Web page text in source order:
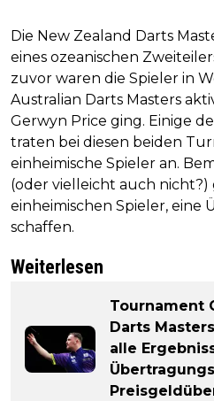
Die New Zealand Darts
eines ozeanischen
zuvor waren die Spieler in
Australian Darts Masters
Gerwyn Price ging. Einige
traten bei diesen beiden
einheimische Spieler an.
(oder vielleicht auch nicht?)
einheimischen Spieler, eine
schaffen.
Weiterlesen
Tournament
Darts
alle